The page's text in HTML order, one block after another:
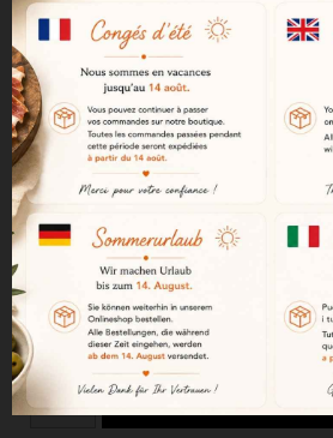
Ζαμπόν Bellota 100% ιβηρικό -
με μαχαίρι 80g
20,99 €
 ΠΡΟΣΘΉΚΗ